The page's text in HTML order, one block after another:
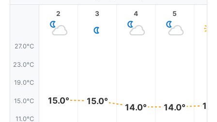
27.0°C
23.0°C
19.0°C
15.0°C
11.0°C
2
15.0°
3
15.0°
4
14.0°
5
14.0°